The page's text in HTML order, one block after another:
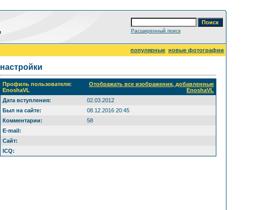
Расширенный поиск
популярные новые фотографии
настройки
Профиль пользователя:
EnoshaVL
Отображать все изображения, добавленные
EnoshaVL
Дата вступления:
02.03.2012
Был на сайте:
08.12.2016 20:45
Комментарии:
58
E-mail:
Сайт:
ICQ: